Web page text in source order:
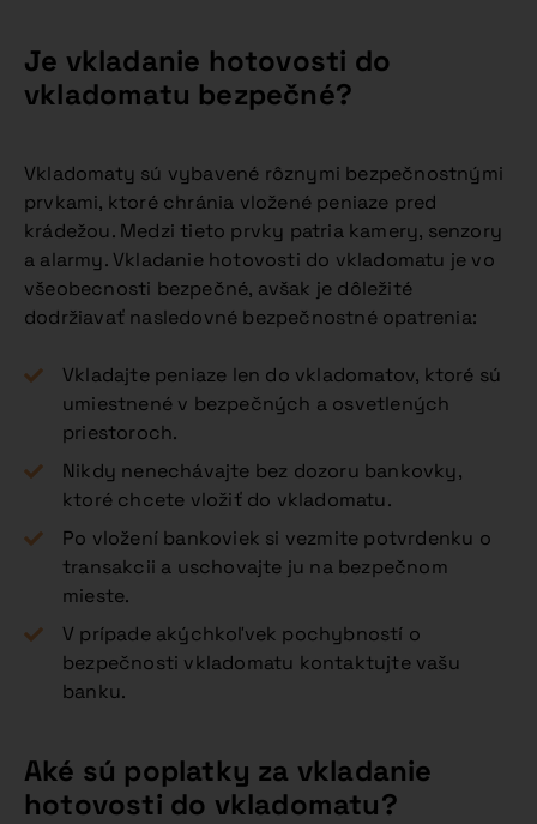
Je vkladanie hotovosti do
vkladomatu bezpečné?
Vkladomaty sú vybavené rôznymi bezpečnostnými
prvkami, ktoré chránia vložené peniaze pred
krádežou. Medzi tieto prvky patria kamery, senzory
a alarmy. Vkladanie hotovosti do vkladomatu je vo
všeobecnosti bezpečné, avšak je dôležité
dodržiavať nasledovné bezpečnostné opatrenia:
Vkladajte peniaze len do vkladomatov, ktoré sú
umiestnené v bezpečných a osvetlených
priestoroch.
Nikdy nenechávajte bez dozoru bankovky,
ktoré chcete vložiť do vkladomatu.
Po vložení bankoviek si vezmite potvrdenku o
transakcii a uschovajte ju na bezpečnom
mieste.
V prípade akýchkoľvek pochybností o
bezpečnosti vkladomatu kontaktujte vašu
banku.
Aké sú poplatky za vkladanie
hotovosti do vkladomatu?